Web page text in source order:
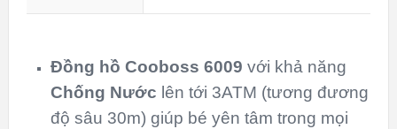
Đồng hồ Cooboss 6009 với khả năng
Chống Nước lên tới 3ATM (tương đương
độ sâu 30m) giúp bé yên tâm trong mọi